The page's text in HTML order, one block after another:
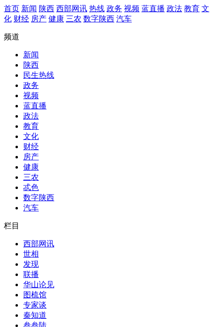
首页 新闻 陕西 西部网讯 热线 政务 视频 蓝直播 政法 教育 文
化 财经 房产 健康 三农 数字陕西 汽车
频道
新闻
陕西
民生热线
政务
视频
蓝直播
政法
教育
文化
财经
房产
健康
三农
忒色
数字陕西
汽车
栏目
西部网讯
世相
发现
联播
华山论见
图梳馆
专家谈
秦知道
叁叁陆